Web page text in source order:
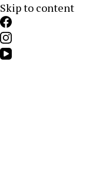
Skip to content